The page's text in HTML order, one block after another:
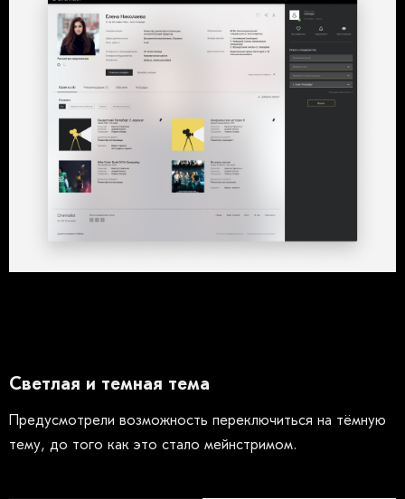
Светлая и темная тема
Предусмотрели возможность переключиться на тёмную
тему, до того как это стало мейнстримом.